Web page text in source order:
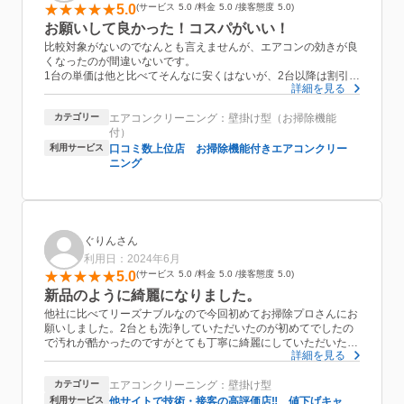
5.0 サービス 5.0 料金 5.0 接客態度 5.0
お願いして良かった！コスパがいい！
比較対象がないのでなんとも言えませんが、エアコンの効きが良
くなったのが間違いないです。
1台の単価は他と比べてそんなに安くはないが、2台以降は割引あ
た。思ったより早かったです。
消臭抗菌コート・室外機洗浄もお願いしました。
室外機洗浄しているところは見てなかったですが、後で確認する
とムラがあるように思います。洗浄前とは綺麗になったかと思い
あと、他のレビューのありましたように、作業にあたって移動し
たものを最後に戻さなかったことがあります(お風呂場のマット
とか)。ですが、気にならない程度でした。
概ね満足でしたのでまたお願いしたいと思います。
詳細を見る
カテゴリー
エアコンクリーニング：壁掛け型（お掃除機能
付）
利用サービス
口コミ数上位店 お掃除機能付きエアコンクリー
ニング
ぐりんさん
利用日：2024年6月
5.0 サービス 5.0 料金 5.0 接客態度 5.0
新品のように綺麗になりました。
他社に比べてリーズナブルなので今回初めてお掃除プロさんにお
願いしました。2台とも洗浄していただいたのが初めてでしたの
で汚れが酷かったのですがとても丁寧に綺麗にしていただいただ
けました。洗浄前の写真と汚水を見せていただいて驚きでした。
洗浄した方がいいと教えていただけました。またお願いしたいと
思います。
詳細を見る
カテゴリー エアコンクリーニング：壁掛け型
利用サービス 他サイトで技術・接客の高評価店‼ 値下げキャ